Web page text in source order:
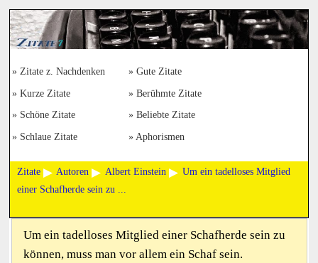
Zitate z. Nachdenken Gute Zitate
Kurze Zitate Berühmte Zitate
Schöne Zitate Beliebte Zitate
Schlaue Zitate Aphorismen
Zitate Autoren Albert Einstein
Um ein tadelloses Mitglied
einer Schafherde sein zu ...
Um ein tadelloses Mitglied einer Schafherde sein zu
können, muss man vor allem ein Schaf sein.